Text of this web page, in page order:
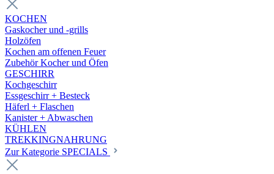
KOCHEN
Gaskocher und -grills
Holzöfen
Kochen am offenen Feuer
Zubehör Kocher und Öfen
GESCHIRR
Kochgeschirr
Essgeschirr + Besteck
Häferl + Flaschen
Kanister + Abwaschen
KÜHLEN
TREKKINGNAHRUNG
Zur Kategorie SPECIALS